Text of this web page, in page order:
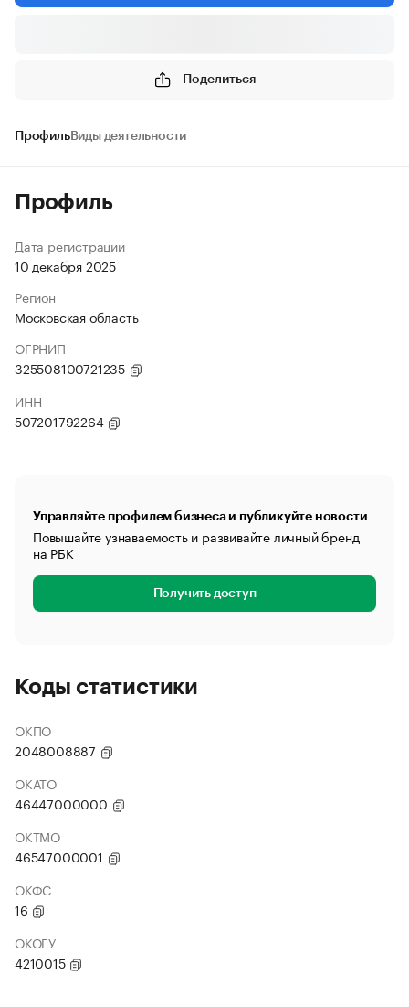
Поделиться
ПрофильВиды деятельности
Профиль
Дата регистрации
10 декабря 2025
Регион
Московская область
ОГРНИП
325508100721235
ИНН
507201792264
Управляйте профилем бизнеса и публикуйте новости
Повышайте узнаваемость и развивайте личный бренд
на РБК
Получить доступ
Коды статистики
ОКПО
2048008887
ОКАТО
46447000000
ОКТМО
46547000001
ОКФС
16
ОКОГУ
4210015